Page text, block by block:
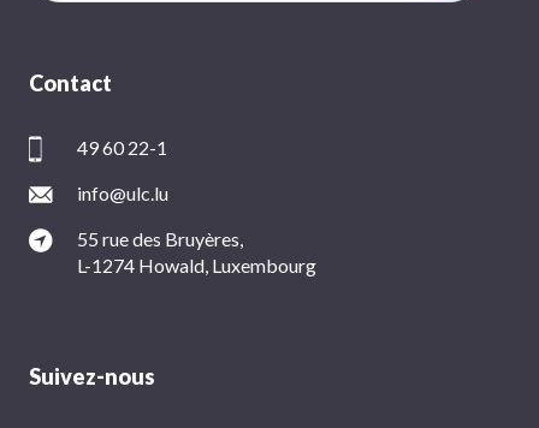
Contact
49 60 22-1
info@ulc.lu
55 rue des Bruyères,
L-1274 Howald, Luxembourg
Suivez-nous